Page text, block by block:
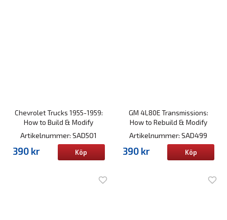
Chevrolet Trucks 1955-1959:
How to Build & Modify
Artikelnummer: SAD501
390 kr Köp
GM 4L80E Transmissions:
How to Rebuild & Modify
Artikelnummer: SAD499
390 kr Köp